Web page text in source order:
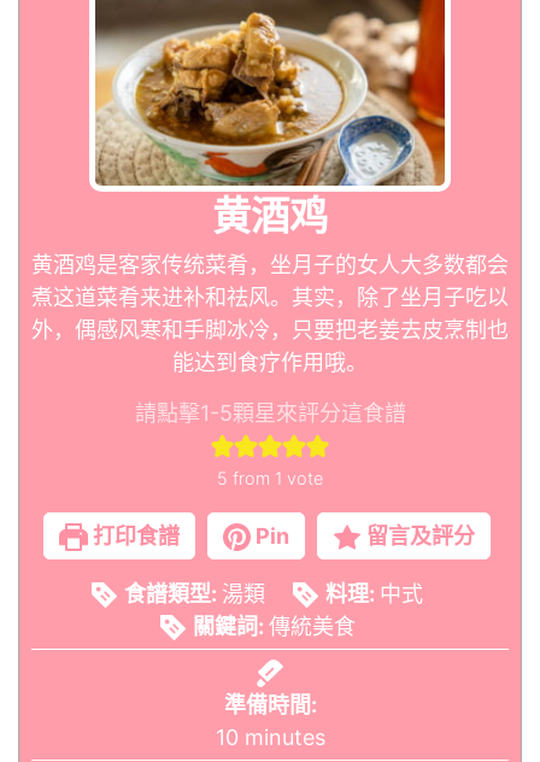
黄酒鸡
黄酒鸡是客家传统菜肴，坐月子的女人大多数都会
煮这道菜肴来进补和祛风。其实，除了坐月子吃以
外，偶感风寒和手脚冰冷，只要把老姜去皮烹制也
能达到食疗作用哦。
請點擊1-5顆星來評分這食譜
5 from 1 vote
打印食譜 Pin 留言及評分
食譜類型: 湯類 料理: 中式
關鍵詞: 傳統美食
準備時間:
10 minutes